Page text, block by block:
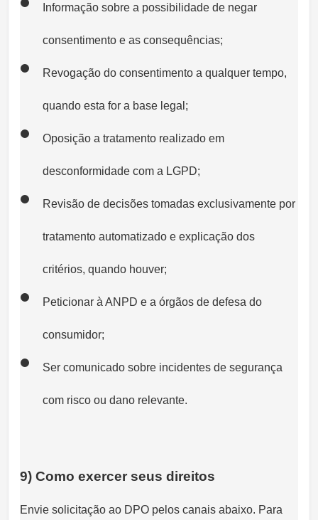
Informação sobre a possibilidade de negar
consentimento e as consequências;
Revogação do consentimento a qualquer tempo,
quando esta for a base legal;
Oposição a tratamento realizado em
desconformidade com a LGPD;
Revisão de decisões tomadas exclusivamente por
tratamento automatizado e explicação dos
critérios, quando houver;
Peticionar à ANPD e a órgãos de defesa do
consumidor;
Ser comunicado sobre incidentes de segurança
com risco ou dano relevante.
9) Como exercer seus direitos
Envie solicitação ao DPO pelos canais abaixo. Para